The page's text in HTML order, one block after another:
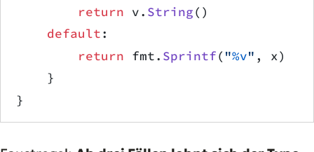
        return
v. String()
    default
:
        return
fmt. Sprintf( "%v" , x)
    }
}